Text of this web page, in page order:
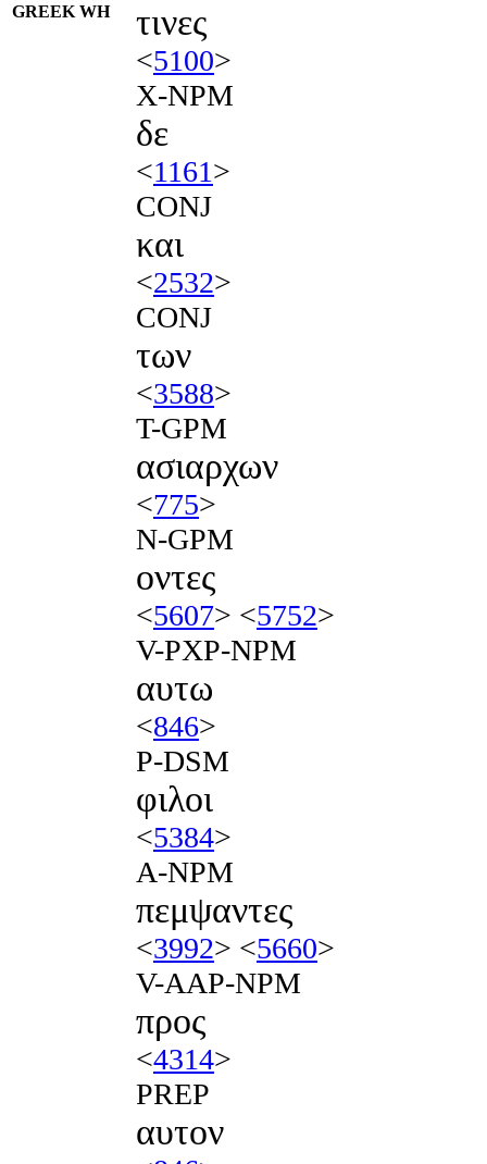
GREEK WH τινες
<5100>
X-NPM
δε
<1161>
CONJ
και
<2532>
CONJ
των
<3588>
T-GPM
ασιαρχων
<775>
N-GPM
οντες
<5607> <5752>
V-PXP-NPM
αυτω
<846>
P-DSM
φιλοι
<5384>
A-NPM
πεμψαντες
<3992> <5660>
V-AAP-NPM
προς
<4314>
PREP
αυτον